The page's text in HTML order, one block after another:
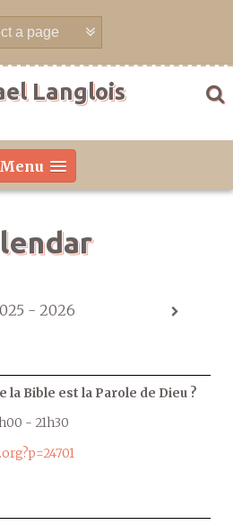
Langlois
Menu
- 2026
la Bible est la Parole de Dieu ?
- 21h30